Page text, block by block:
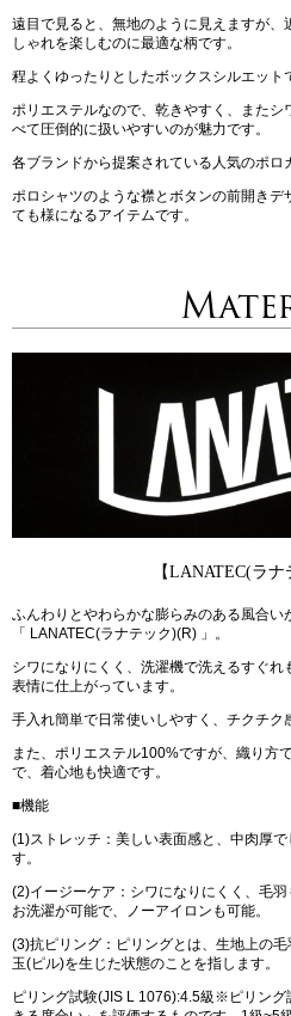
遠目で見ると、無地のように見えますが
しゃれを楽しむのに最適な柄です。
程よくゆったりとしたボックスシルエット
ポリエステルなので、乾きやすく、また
べて圧倒的に扱いやすいのが魅力です。
各ブランドから提案されている人気のポロ
ポロシャツのような襟とボタンの前開き
ても様になるアイテムです。
【LANATEC(ラナ
ふんわりとやわらかな膨らみのある風合い
「 LANATEC(ラナテック)(R) 」。
シワになりにくく、洗濯機で洗えるすぐ
表情に仕上がっています。
手入れ簡単で日常使いしやすく、チクチク
また、ポリエステル100%ですが、織り方
で、着心地も快適です。
■機能
(1)ストレッチ：美しい表面感と、中肉厚
す。
(2)イージーケア：シワになりにくく、毛
お洗濯が可能で、ノーアイロンも可能。
(3)抗ピリング：ピリングとは、生地上の
玉(ピル)を生じた状態のことを指します。
ピリング試験(JIS L 1076):4.5級※ピリン